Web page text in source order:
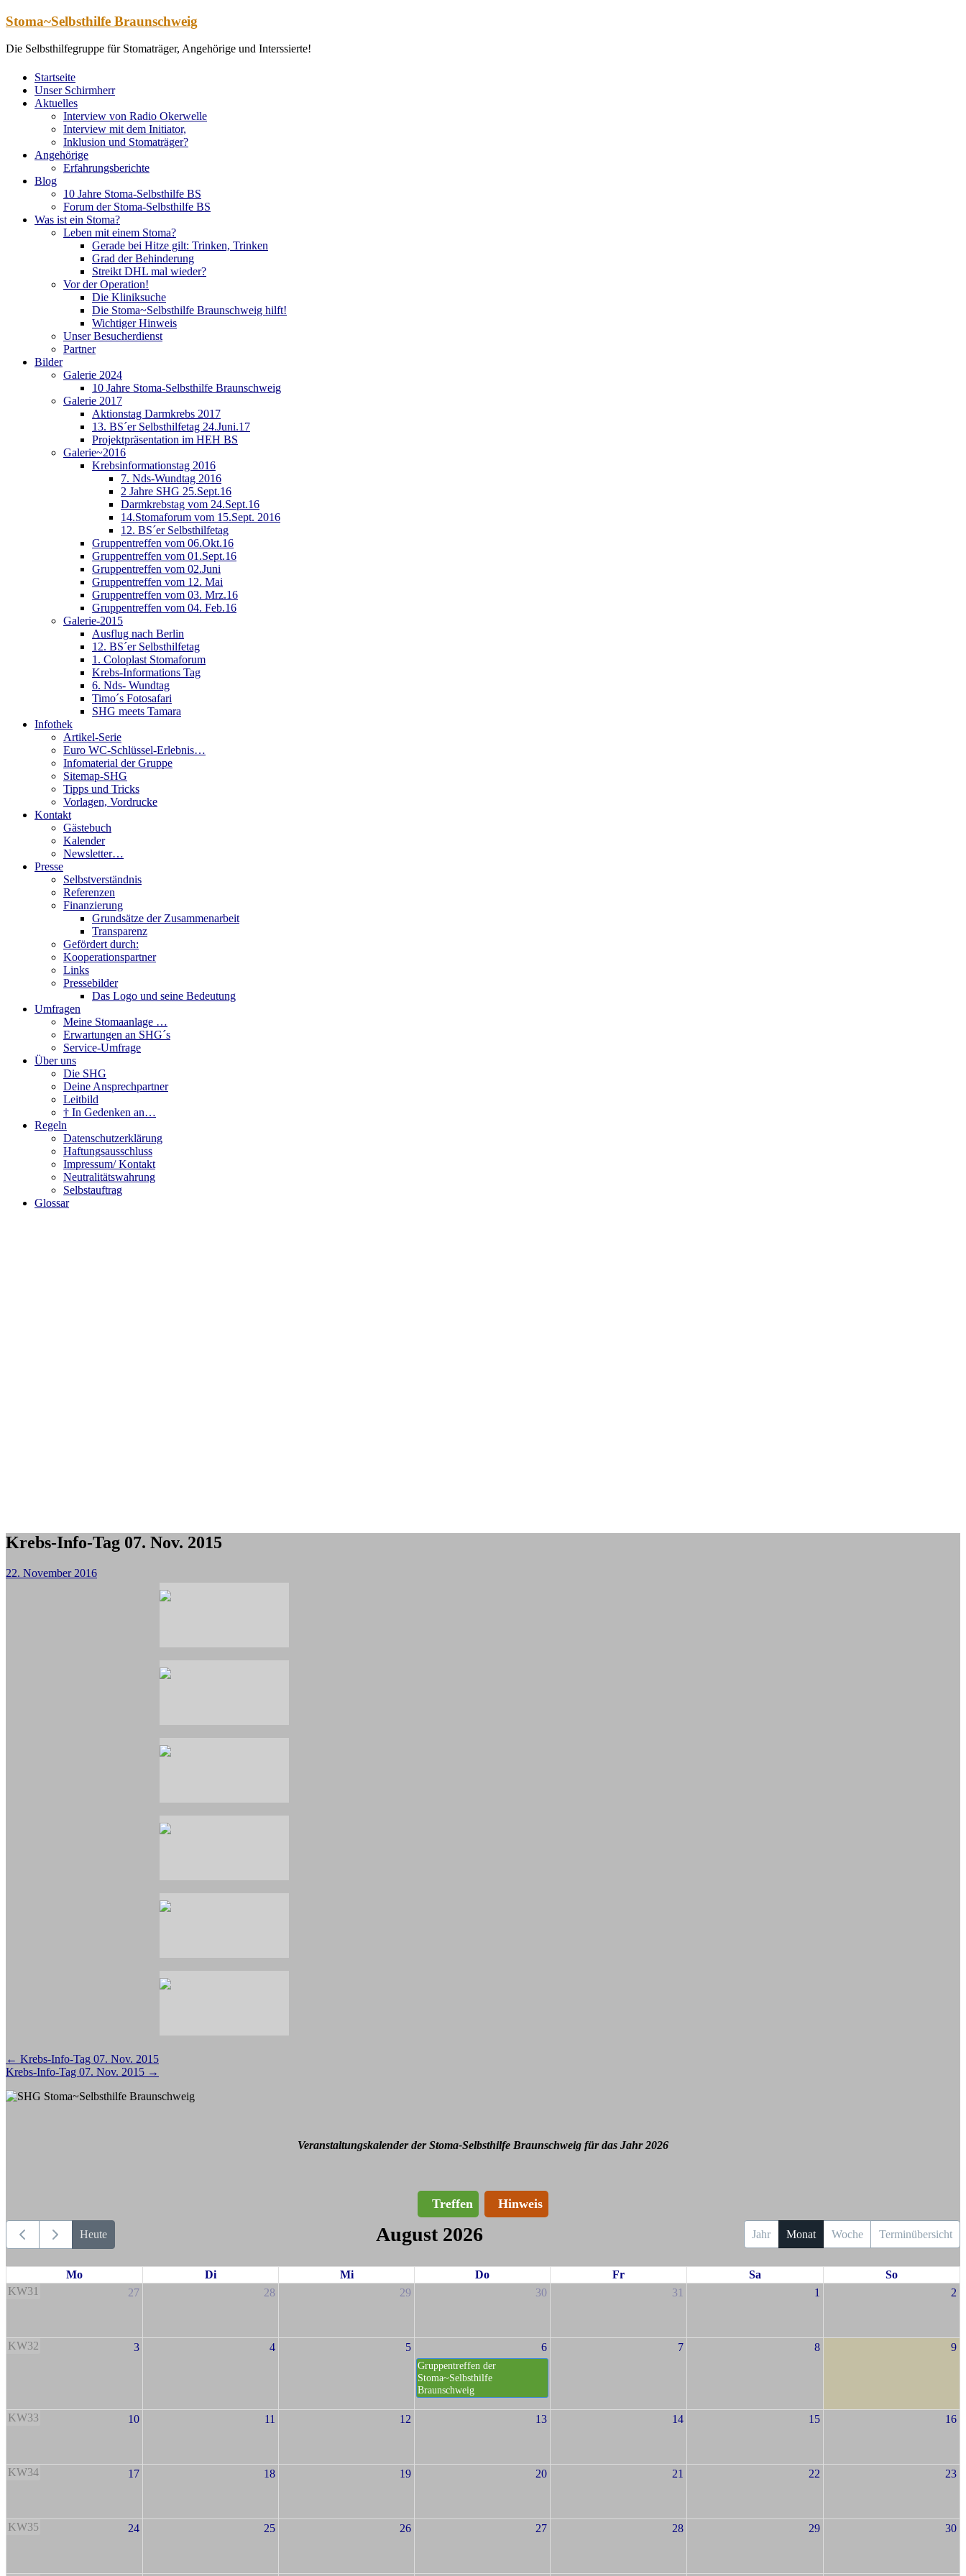
Zum
springen
Stoma~Selbsthilfe Braunschweig
Die Selbsthilfegruppe für Stomaträger, Angehörige und Interssierte!
Startseite
Unser Schirmherr
Aktuelles
Interview von Radio Okerwelle
Interview mit dem Initiator,
Inklusion und Stomaträger?
Angehörige
Erfahrungsberichte
Blog
10 Jahre Stoma-Selbsthilfe BS
Forum der Stoma-Selbsthilfe BS
Was ist ein Stoma?
Leben mit einem Stoma?
Gerade bei Hitze gilt: Trinken, Trinken
Grad der Behinderung
Streikt DHL mal wieder?
Vor der Operation!
Die Kliniksuche
Die Stoma~Selbsthilfe Braunschweig hilft!
Wichtiger Hinweis
Unser Besucherdienst
Partner
Bilder
Galerie 2024
10 Jahre Stoma-Selbsthilfe Braunschweig
Galerie 2017
Aktionstag Darmkrebs 2017
13. BS´er Selbsthilfetag 24.Juni.17
Projektpräsentation im HEH BS
Galerie~2016
Krebsinformationstag 2016
7. Nds-Wundtag 2016
2 Jahre SHG 25.Sept.16
Darmkrebstag vom 24.Sept.16
14.Stomaforum vom 15.Sept. 2016
12. BS´er Selbsthilfetag
Gruppentreffen vom 06.Okt.16
Gruppentreffen vom 01.Sept.16
Gruppentreffen vom 02.Juni
Gruppentreffen vom 12. Mai
Gruppentreffen vom 03. Mrz.16
Gruppentreffen vom 04. Feb.16
Galerie-2015
Ausflug nach Berlin
12. BS´er Selbsthilfetag
1. Coloplast Stomaforum
Krebs-Informations Tag
6. Nds- Wundtag
Timo´s Fotosafari
SHG meets Tamara
Infothek
Artikel-Serie
Euro WC-Schlüssel-Erlebnis…
Infomaterial der Gruppe
Sitemap-SHG
Tipps und Tricks
Vorlagen, Vordrucke
Kontakt
Gästebuch
Kalender
Newsletter…
Presse
Selbstverständnis
Referenzen
Finanzierung
Grundsätze der Zusammenarbeit
Transparenz
Gefördert durch:
Kooperationspartner
Links
Pressebilder
Das Logo und seine Bedeutung
Umfragen
Meine Stomaanlage …
Erwartungen an SHG´s
Service-Umfrage
Über uns
Die SHG
Deine Ansprechpartner
Leitbild
† In Gedenken an…
Regeln
Datenschutzerklärung
Haftungsausschluss
Impressum/ Kontakt
Neutralitätswahrung
Selbstauftrag
Glossar
Krebs-Info-Tag 07. Nov. 2015
22. November 2016
Beitragsnavigation
← Krebs-Info-Tag 07. Nov. 2015
Krebs-Info-Tag 07. Nov. 2015 →
Veranstaltungskalender der Stoma-Selbsthilfe Braunschweig für das Jahr 2026
Treffen Hinweis
Heute August 2026 Jahr Monat Woche Terminübersicht
Mo Di Mi Do Fr Sa
So
KW31
27 28 29 30 31 1 2
KW32 3 4 5 6
Gruppentreffen der
Stoma~Selbsthilfe
Braunschweig
7 8 9
KW33 10 11 12 13 14 15 16
KW34 17 18 19 20 21 22 23
KW35 24 25 26 27 28 29 30